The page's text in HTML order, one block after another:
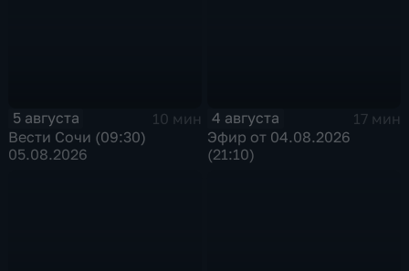
5 августа
10 мин
Вести Сочи (09:30)
05.08.2026
4 августа
17 мин
Эфир от 04.08.2026
(21:10)